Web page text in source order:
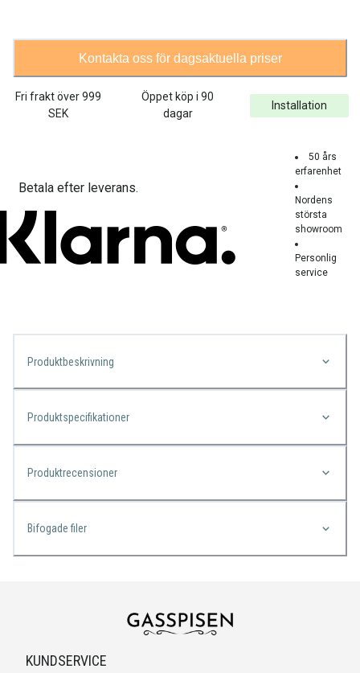
Kontakta oss för dagsaktuella priser
Fri frakt över999
SEK
Öppet köp i 90
dagar
Installation
Betala efter leverans.
50 års
erfarenhet
Nordens
största
showroom
Personlig
service
Produktbeskrivning
Produktspecifikationer
Produktrecensioner
Bifogade filer
KUNDSERVICE